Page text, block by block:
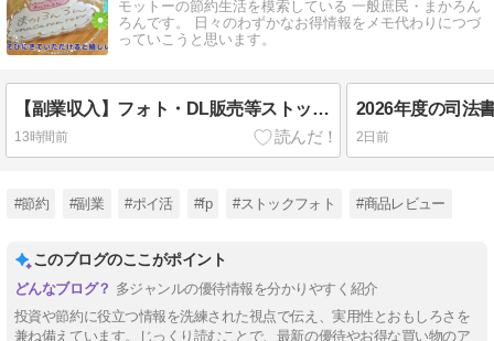
モットーの節約生活を模索している 一般庶民・まかろん
ろんです。 日々のわずかなお得情報をメモ代わりにつづ
っていこうと思います。
【副業収入】フォト・DL販売等ストック＋ポイ活等2026年7月のネット収支公開！
13時間前 2日前
#節約 #副業 #ポイ活 #fp #ストックフォト #商品レビュー
このブログのここがポイント
多ジャンルの優待情報を分かりやすく紹介
投資や節約に役立つ情報を洗練された視点で伝え、実用性とおもしろさを
兼ね備えています。じっくり読むことで、最新の優待やお得な買い物のア